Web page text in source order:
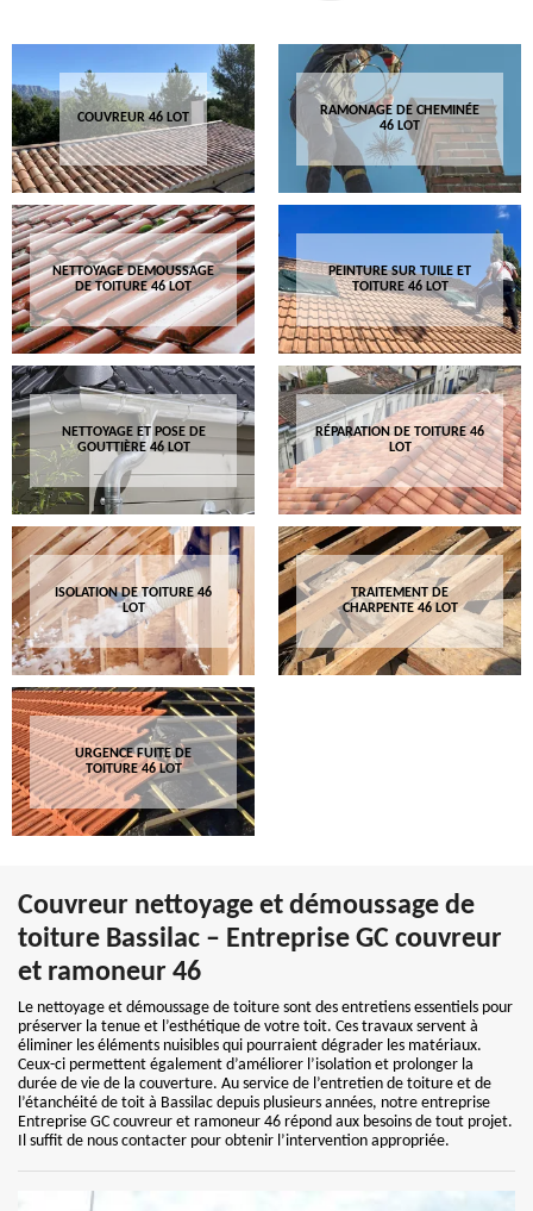
COUVREUR 46 LOT
RAMONAGE DE CHEMINÉE
46 LOT
NETTOYAGE DEMOUSSAGE
DE TOITURE 46 LOT
PEINTURE SUR TUILE ET
TOITURE 46 LOT
NETTOYAGE ET POSE DE
GOUTTIÈRE 46 LOT
RÉPARATION DE TOITURE 46
LOT
ISOLATION DE TOITURE 46
LOT
TRAITEMENT DE
CHARPENTE 46 LOT
URGENCE FUITE DE
TOITURE 46 LOT
Couvreur nettoyage et démoussage de
toiture Bassilac – Entreprise GC couvreur
et ramoneur 46
Le nettoyage et démoussage de toiture sont des entretiens essentiels pour
préserver la tenue et l’esthétique de votre toit. Ces travaux servent à
éliminer les éléments nuisibles qui pourraient dégrader les matériaux.
Ceux-ci permettent également d’améliorer l’isolation et prolonger la
durée de vie de la couverture. Au service de l’entretien de toiture et de
l’étanchéité de toit à Bassilac depuis plusieurs années, notre entreprise
Entreprise GC couvreur et ramoneur 46 répond aux besoins de tout projet.
Il suffit de nous contacter pour obtenir l’intervention appropriée.